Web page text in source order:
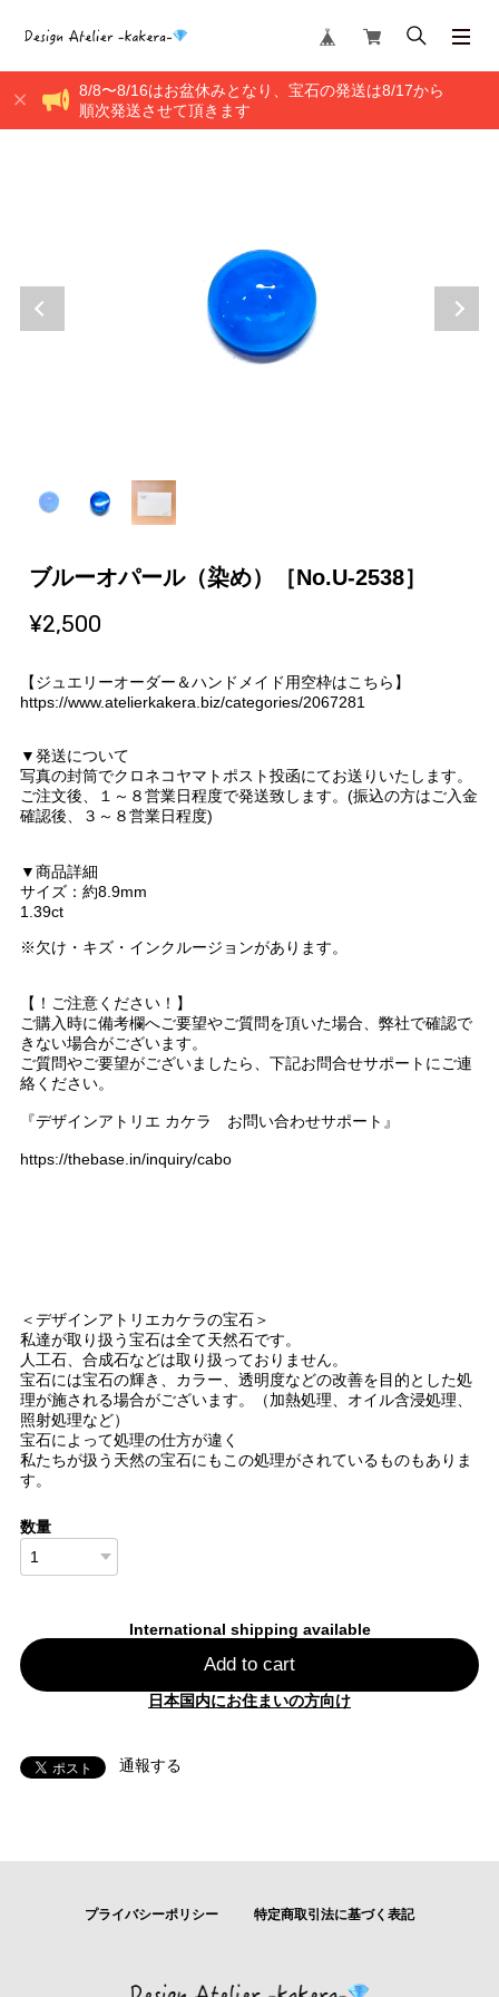
8/8〜8/16はお盆休みとなり、宝石の発送は8/17から
順次発送させて頂きます
ブルーオパール（染め）［No.U-2538］
¥2,500
【ジュエリーオーダー＆ハンドメイド用空枠はこちら】
https://www.atelierkakera.biz/categories/2067281
▼発送について
写真の封筒でクロネコヤマトポスト投函にてお送りいたします。
ご注文後、１～８営業日程度で発送致します。(振込の方はご入金
確認後、３～８営業日程度)
▼商品詳細
サイズ：約8.9mm
1.39ct
※欠け・キズ・インクルージョンがあります。
【！ご注意ください！】
ご購入時に備考欄へご要望やご質問を頂いた場合、弊社で確認で
きない場合がございます。
ご質問やご要望がございましたら、下記お問合せサポートにご連
絡ください。
『デザインアトリエ カケラ お問い合わせサポート』
https://thebase.in/inquiry/cabo
＜デザインアトリエカケラの宝石＞
私達が取り扱う宝石は全て天然石です。
人工石、合成石などは取り扱っておりません。
宝石には宝石の輝き、カラー、透明度などの改善を目的とした処
理が施される場合がございます。（加熱処理、オイル含浸処理、
照射処理など）
宝石によって処理の仕方が違く
私たちが扱う天然の宝石にもこの処理がされているものもありま
す。
数量
International shipping available
Add to cart
日本国内にお住まいの方向け
通報する
プライバシーポリシー 特定商取引法に基づく表記